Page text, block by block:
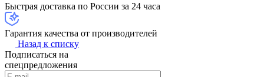
Быстрая доставка по России за 24 часа
Гарантия качества от производителей
Назад к списку
Подписаться на
спецпредложения